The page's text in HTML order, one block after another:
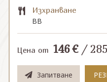
Изхранване
BB
Цена от 146€/ 285
Запитване